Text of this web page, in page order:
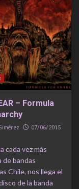
– Formula
07/06/2015
cada vez más
de bandas
Chile, nos llega el
de la banda